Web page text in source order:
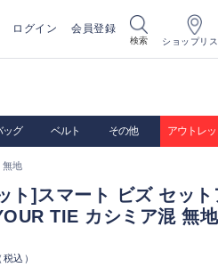
ログイン 会員登録
検索 ショップリス
ッグ ベルト その他 アウトレッ
地
ト]スマート ビズ セッ
TIE カシミア混 無地
込）